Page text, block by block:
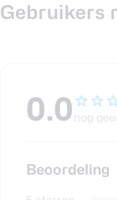
Gebruikers
0.0 nog
Beoordeling